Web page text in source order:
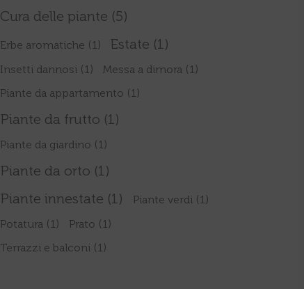
Cura delle piante (5)
Erbe aromatiche (1) Estate (1)
Insetti dannosi (1) Messa a dimora (1)
Piante da appartamento (1)
Piante da frutto (1)
Piante da giardino (1)
Piante da orto (1)
Piante innestate (1) Piante verdi (1)
Potatura (1) Prato (1)
Terrazzi e balconi (1)